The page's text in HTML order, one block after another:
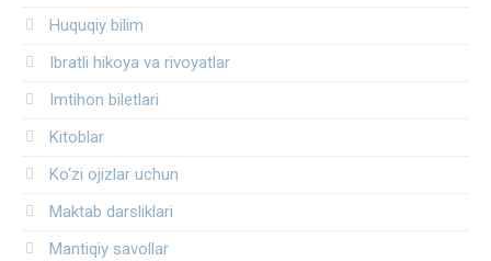
Huquqiy bilim
Ibratli hikoya va rivoyatlar
Imtihon biletlari
Kitoblar
Ko‘zi ojizlar uchun
Maktab darsliklari
Mantiqiy savollar